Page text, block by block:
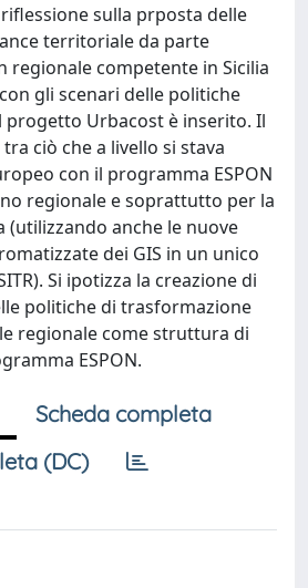
sulla prposta delle
territoriale da parte
regionale competente in Sicilia
gli scenari delle politiche
Urbacost è inserito. Il
ciò che a livello si stava
con il programma ESPON
regionale e soprattutto per la
anche le nuove
dei GIS in un unico
Si ipotizza la creazione di
politiche di trasformazione
regionale come struttura di
ESPON.
Scheda completa
(DC)